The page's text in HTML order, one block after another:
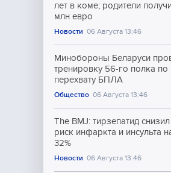
лет в коме; родители
млн евро
Новости 06 Августа 13:46
Минобороны Беларуси
тренировку 56-го полка по
перехвату БПЛА
Общество 06 Августа 13:46
The BMJ: тирзепатид снизил
риск инфаркта и инсульта
32%
Новости 06 Августа 13:46